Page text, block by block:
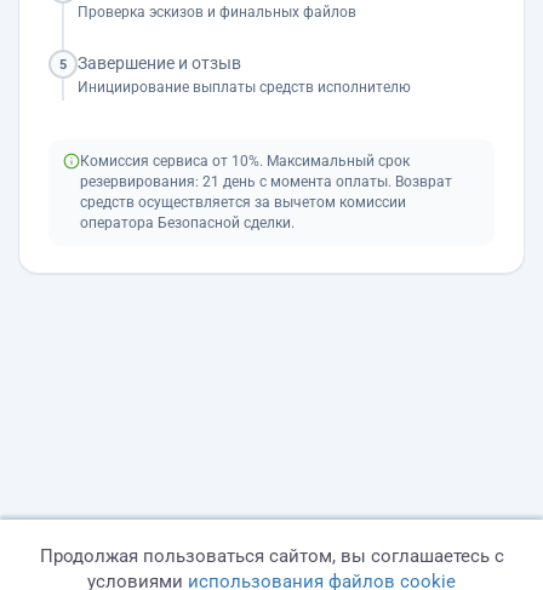
Проверка эскизов и финальных файлов
5 Завершение и отзыв
Инициирование выплаты средств исполнителю
Комиссия сервиса от 10%. Максимальный срок
резервирования: 21 день с момента оплаты. Возврат
средств осуществляется за вычетом комиссии
оператора Безопасной сделки.
Продолжая пользоваться сайтом, вы соглашаетесь с
условиями использования файлов cookie